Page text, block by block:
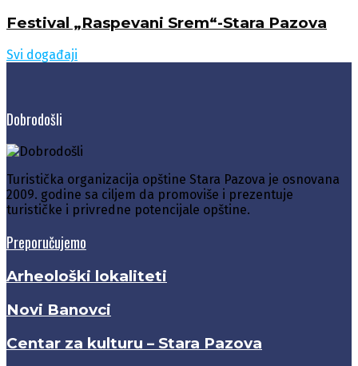
Festival „Raspevani Srem“-Stara Pazova
Svi događaji
Dobrodošli
Turistička organizacija opštine Stara Pazova je osnovana
2009. godine sa ciljem da promoviše i prezentuje
turističke i privredne potencijale opštine.
Preporučujemo
Arheološki lokaliteti
Novi Banovci
Centar za kulturu – Stara Pazova